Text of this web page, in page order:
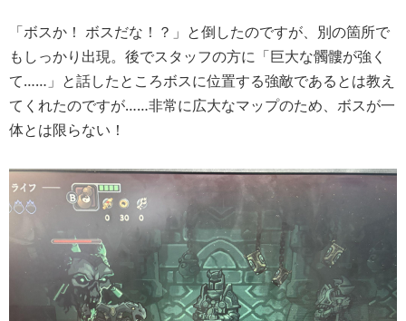
「ボスか！ ボスだな！？」と倒したのですが、別の箇所で
もしっかり出現。後でスタッフの方に「巨大な髑髏が強く
て……」と話したところボスに位置する強敵であるとは教え
てくれたのですが……非常に広大なマップのため、ボスが一
体とは限らない！